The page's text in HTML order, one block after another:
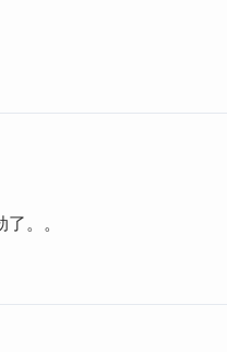
。。